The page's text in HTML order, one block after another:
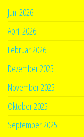
Juni 2026
April 2026
Februar 2026
Dezember 2025
November 2025
Oktober 2025
September 2025